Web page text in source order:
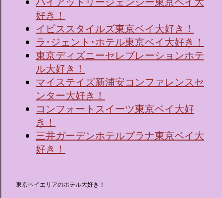
好き！
イビススタイルズ東京ベイ大好き！
ラ･ジェント･ホテル東京ベイ大好き！
東京ディズニーセレブレーションホテ
ル大好き！
マイステイズ新浦安コンファレンスセ
ンター大好き！
コンフォートスイーツ東京ベイ大好
き！
三井ガーデンホテルプラナ東京ベイ大
好き！
東京ベイエリアのホテル大好き！